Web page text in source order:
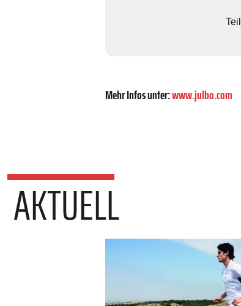
Mehr Infos unter:www.julbo.com
AKTUELL